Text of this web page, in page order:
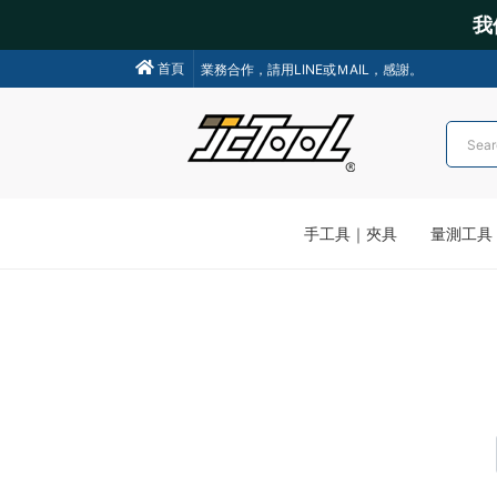
我
首頁
我們不會主動聯絡操作各類金融交易，請小心詐騙!
業務合作，請用LINE或ＭAIL，感謝。
手工具｜夾具 量測工具